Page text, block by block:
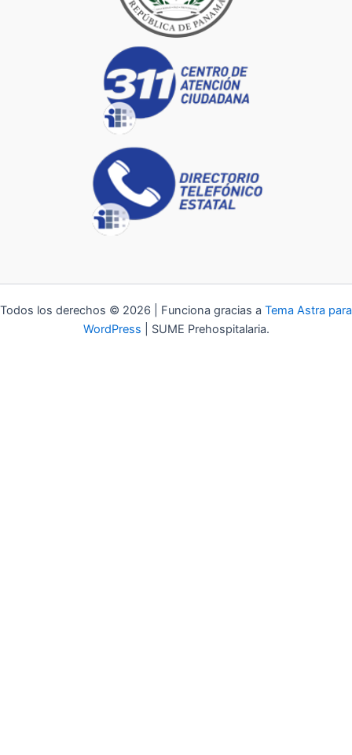
Todos los derechos © 2026 | Funciona gracias a Tema Astra para
WordPress | SUME Prehospitalaria.